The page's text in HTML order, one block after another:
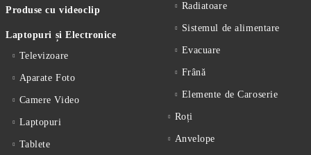
Produse cu videoclip
Laptopuri și Electronice
Televizoare
Aparate Foto
Camere Video
Laptopuri
Tablete
Radiatoare
Sistemul de alimentare
Evacuare
Frână
Elemente de Caroserie
Roți
Anvelope